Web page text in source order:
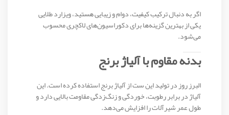
اگر به دنبال ترکیب کیفیت، دوام و زیبایی هستید، ویزارد طلایی
یکی از بهترین گزینه‌ها برای دکوراسیون‌های لاکچری محسوب
می‌شود.
بدنه مقاوم با آلیاژ برنج
البرز روز در تولید این ست از آلیاژ برنج استفاده کرده است. این
آلیاژ در برابر رطوبت، خوردگی و زنگ‌زدگی مقاومت بالایی دارد و
طول عمر شیرآلات را افزایش می‌دهد.